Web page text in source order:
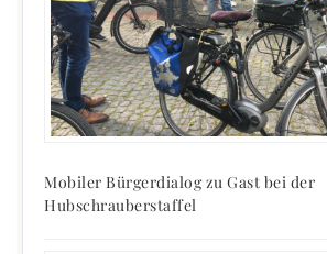
Mobiler Bürgerdialog zu Gast bei der
Hubschrauberstaffel